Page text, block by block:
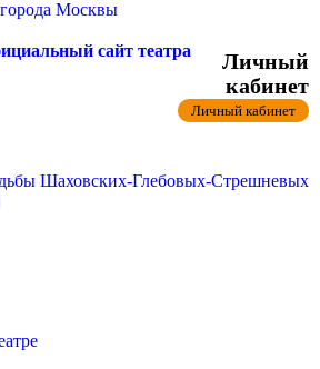
Москвы
сайт театра
Шаховских-Глебовых-Стрешневых
Личный
кабинет
Личный кабинет